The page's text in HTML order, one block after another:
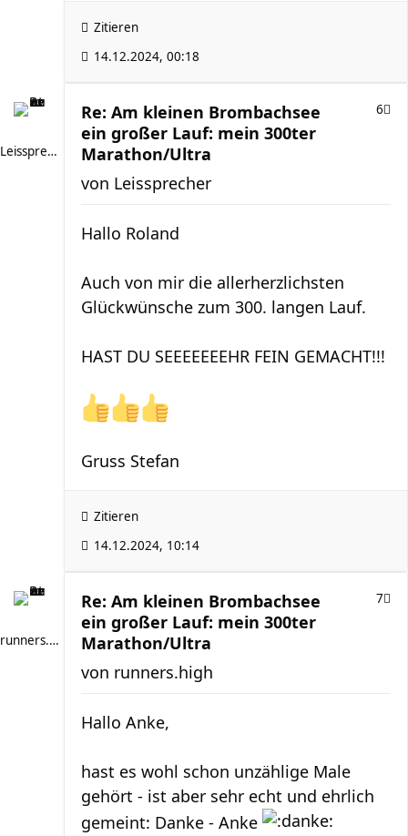
Zitieren
14.12.2024, 00:18
Leissprecher
Re: Am kleinen Brombachsee
ein großer Lauf: mein 300ter
Marathon/Ultra
6
von Leissprecher
Hallo Roland
Auch von mir die allerherzlichsten
Glückwünsche zum 300. langen Lauf.
HAST DU SEEEEEEEHR FEIN GEMACHT!!!
Gruss Stefan
Zitieren
14.12.2024, 10:14
runners.high
Re: Am kleinen Brombachsee
ein großer Lauf: mein 300ter
Marathon/Ultra
7
von runners.high
Hallo Anke,
hast es wohl schon unzählige Male
gehört - ist aber sehr echt und ehrlich
gemeint: Danke - Anke